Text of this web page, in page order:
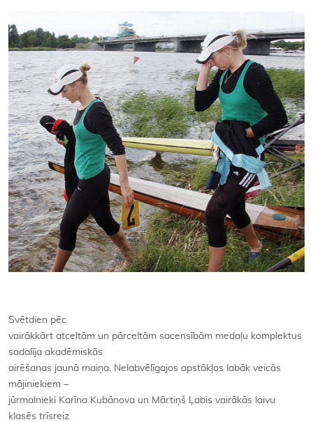
Svētdien pēc
vairākkārt atceltām un pārceltām sacensībām medaļu komplektus
sadalīja akadēmiskās
airēšanas jaunā maiņa. Nelabvēlīgajos apstākļos labāk veicās
mājiniekiem –
jūrmalnieki Karīna Kubānova un Mārtiņš Ļabis vairākās laivu
klasēs trīsreiz